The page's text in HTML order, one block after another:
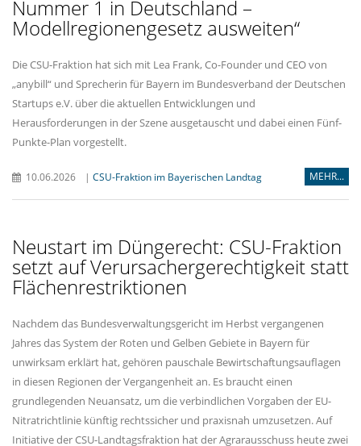
Nummer 1 in Deutschland –
Modellregionengesetz ausweiten“
Die CSU-Fraktion hat sich mit Lea Frank, Co-Founder und CEO von
anybill“ und Sprecherin für Bayern im Bundesverband der Deutschen
Startups e.V. über die aktuellen Entwicklungen und
Herausforderungen in der Szene ausgetauscht und dabei einen Fünf-
Punkte-Plan vorgestellt.
10.06.2026 | CSU-Fraktion im Bayerischen Landtag MEHR...
Neustart im Düngerecht: CSU-Fraktion
setzt auf Verursachergerechtigkeit statt
Flächenrestriktionen
Nachdem das Bundesverwaltungsgericht im Herbst vergangenen
Jahres das System der Roten und Gelben Gebiete in Bayern für
unwirksam erklärt hat, gehören pauschale Bewirtschaftungsauflagen
in diesen Regionen der Vergangenheit an. Es braucht einen
grundlegenden Neuansatz, um die verbindlichen Vorgaben der EU-
Nitratrichtlinie künftig rechtssicher und praxisnah umzusetzen. Auf
Initiative der CSU-Landtagsfraktion hat der Agrarausschuss heute zwei